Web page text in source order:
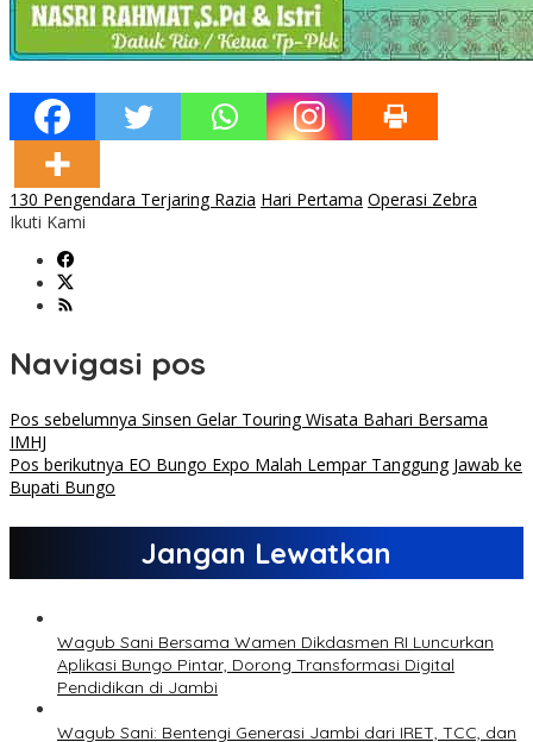
130 Pengendara Terjaring Razia Hari Pertama Operasi Zebra
Ikuti Kami
Navigasi pos
Pos sebelumnya Sinsen Gelar Touring Wisata Bahari Bersama
IMHJ
Pos berikutnya EO Bungo Expo Malah Lempar Tanggung Jawab ke
Bupati Bungo
Jangan Lewatkan
Wagub Sani Bersama Wamen Dikdasmen RI Luncurkan
Aplikasi Bungo Pintar, Dorong Transformasi Digital
Pendidikan di Jambi
Wagub Sani: Bentengi Generasi Jambi dari IRET, TCC, dan